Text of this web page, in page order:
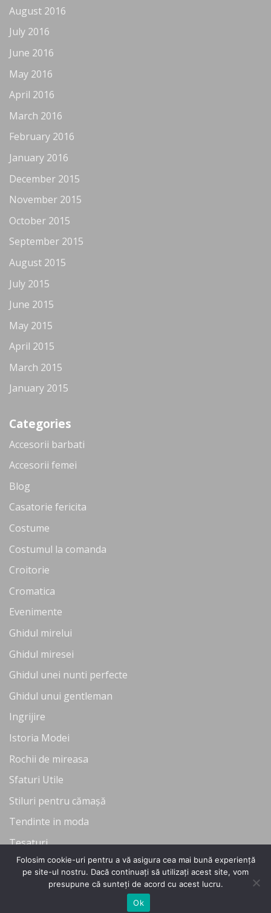
August 2016
July 2016
June 2016
May 2016
April 2016
March 2016
February 2016
January 2016
December 2015
November 2015
October 2015
September 2015
August 2015
July 2015
June 2015
May 2015
April 2015
March 2015
January 2015
Categories
Accesorii barbati
Accesorii femei
Blog
Casatorie fericita
Costume
Costumul la comanda
Croitorie
Cromatica
Evenimente
Ghidul mirelui
Ghidul miresei
Ghidul unei nunti perfecte
Ghidul unui gentleman
Ingrijire
Istoria Modei
Rochii de mireasa
Sfaturi Utile
Stiluri pentru cămașă
Tendinte in moda
Tesaturi
Uncategorized
Copyright 2026 ©Flatsome Theme
Folosim cookie-uri pentru a vă asigura cea mai bună experiență
pe site-ul nostru. Dacă continuați să utilizați acest site, vom
presupune că sunteți de acord cu acest lucru.
Ok